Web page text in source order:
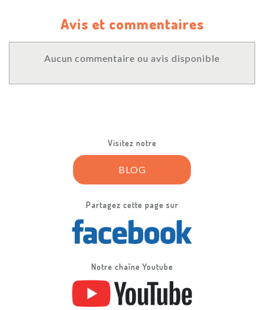
Avis et commentaires
Aucun commentaire ou avis disponible
Visitez notre
BLOG
Partagez cette page sur
Notre chaîne Youtube